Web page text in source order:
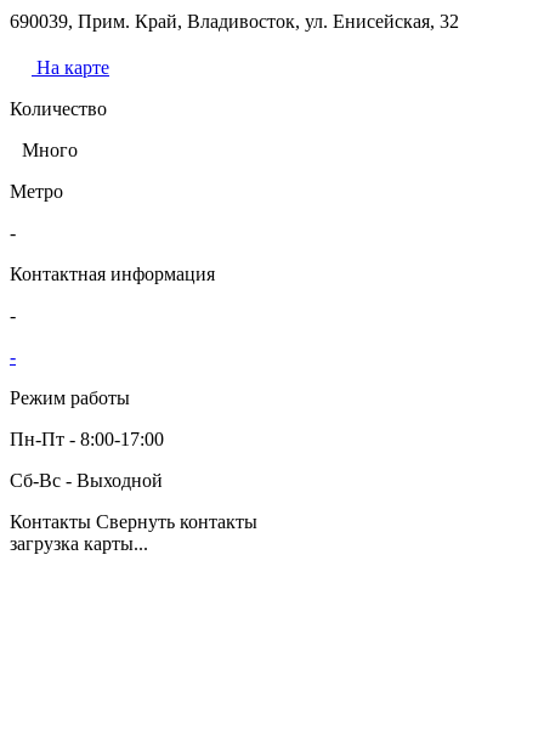
690039, Прим. Край, Владивосток, ул. Енисейская, 32
На карте
Количество
Много
Метро
-
Контактная информация
-
-
Режим работы
Пн-Пт - 8:00-17:00
Сб-Вс - Выходной
Контакты Свернуть контакты
загрузка карты...